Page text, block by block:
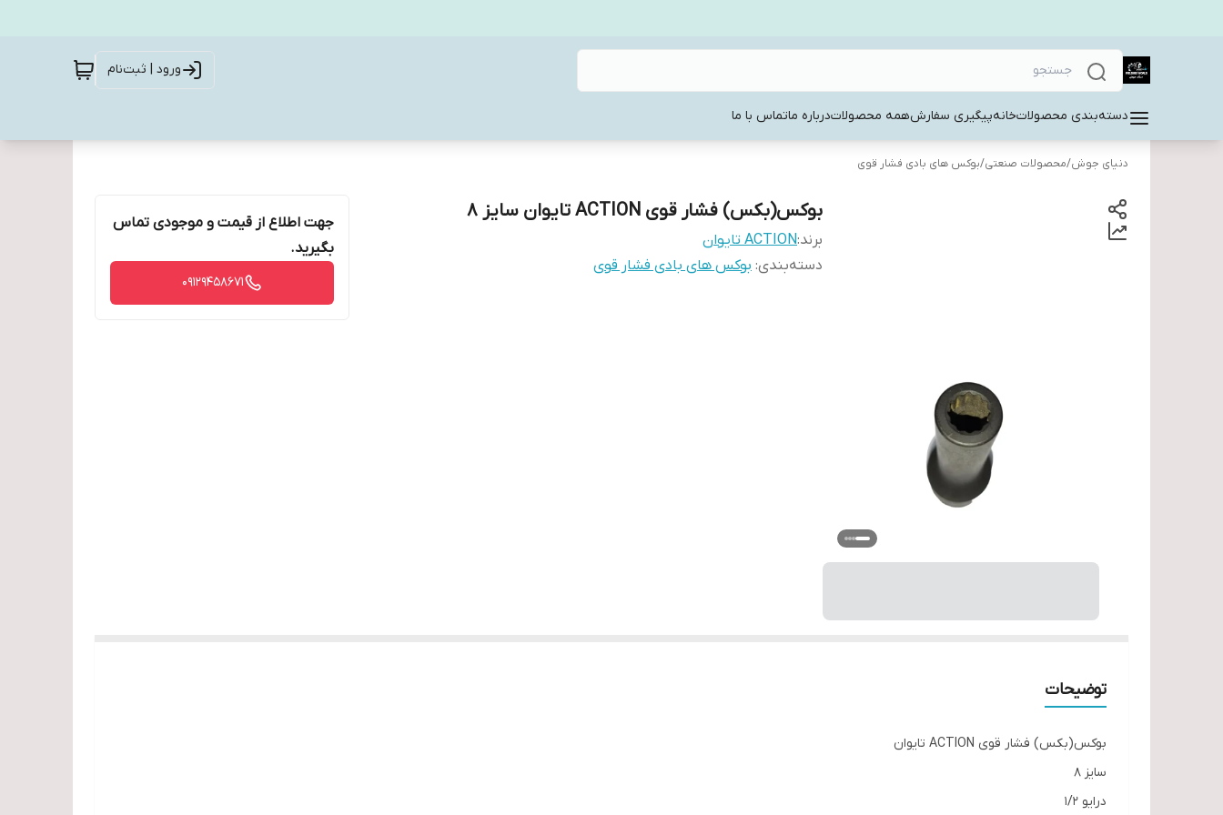
ورود | ثبت‌نام
دسته‌بندی محصولاتخانهپیگیری سفارشهمه محصولاتدرباره ماتماس با ما
دنیای جوش/محصولات صنعتی/بوکس های بادی فشار قوی
بوکس(بکس) فشار قوی ACTION تایوان سایز 8
برند:ACTION تایوان
دسته‌بندی: بوکس های بادی فشار قوی
جهت اطلاع از قیمت و موجودی تماس
بگیرید.
09129458671
توضیحات
بوکس(بکس) فشار قوی ACTION تایوان
سایز 8
درایو 1/2